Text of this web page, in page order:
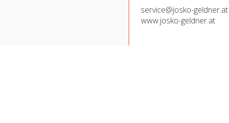
service@josko-geldner.at
www.josko-geldner.at